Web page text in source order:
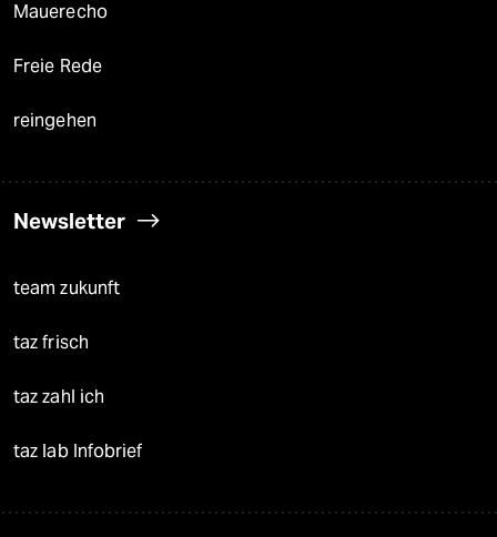
Mauerecho
Freie Rede
reingehen
Newsletter
team zukunft
taz frisch
taz zahl ich
taz lab Infobrief